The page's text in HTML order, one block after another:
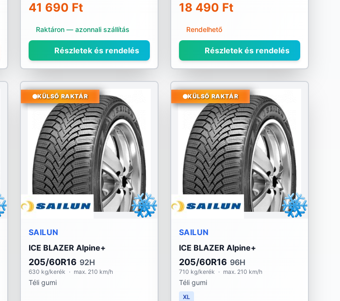
41 690 Ft
Raktáron — azonnali szállítás
Részletek és rendelés
18 490 Ft
Rendelhető
Részletek és rendelés
KÜLSŐ RAKTÁR
SAILUN
ICE BLAZER Alpine+
205/60R16 92H
630 kg/kerék · max. 210 km/h
Téli gumi
KÜLSŐ RAKTÁR
SAILUN
ICE BLAZER Alpine+
205/60R16 96H
710 kg/kerék · max. 210 km/h
Téli gumi
XL